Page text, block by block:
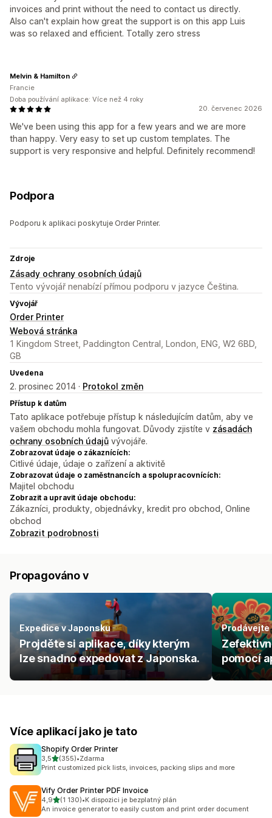
invoices and print without the need to contact us directly.
Also can't explain how great the support is on this app Luis
was so relaxed and efficient. Totally zero stress
20. červenec 2026
We've been using this app for a few years and we are more
than happy. Very easy to set up custom templates. The
support is very responsive and helpful. Definitely recommend!
Melvin & Hamilton
Francie
Doba používání aplikace: Více než 4 roky
Podpora
Podporu k aplikaci poskytuje Order Printer.
Zdroje
Zásady ochrany osobních údajů
Tento vývojář nenabízí přímou podporu v jazyce Čeština.
Vývojář
Order Printer
Webová stránka
1 Kingdom Street, Paddington Central, London, ENG, W2 6BD,
GB
Uvedena
2. prosinec 2014 · Protokol změn
Přístup k datům
Tato aplikace potřebuje přístup k následujícím datům, aby ve
vašem obchodu mohla fungovat. Důvody zjistíte v zásadách
ochrany osobních údajů vývojáře.
Zobrazovat údaje o zákaznících:
Citlivé údaje, údaje o zařízení a aktivitě
Zobrazovat údaje o zaměstnancích a spolupracovnících:
Majitel obchodu
Zobrazit a upravit údaje obchodu:
Zákazníci, produkty, objednávky, kredit pro obchod, Online
obchod
Zobrazit podrobnosti
Propagováno v
Expedice v Japonsku
Projděte si aplikace, díky kterým
lze snadno expedovat z Japonska.
Prodávejte
pomocí
Více aplikací jako je tato
Shopify Order Printer
3,5z 5 hvězd
(355)
Celkový počet recenzí: 355
•Zdarma
Print customized pick lists, invoices, packing slips and more
Vify Order Printer PDF Invoice
4,9z 5 hvězd
(1 130)
Celkový počet recenzí: 1130
•K dispozici je bezplatný plán
An invoice generator to easily custom and print order document